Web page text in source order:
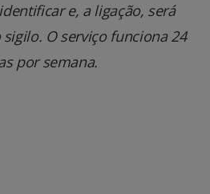
e, a ligação, será
O serviço funciona 24
por semana.